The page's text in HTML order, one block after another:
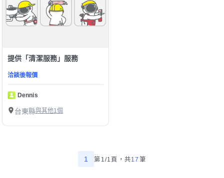
提供「清潔服務」服務
洽談後報價
Dennis
台東縣與其他1個
1 第1/1頁， 共17 筆